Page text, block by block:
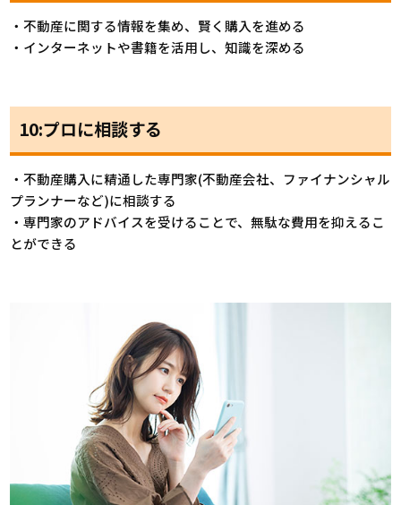
・不動産に関する情報を集め、賢く購入を進める
・インターネットや書籍を活用し、知識を深める
10:プロに相談する
・不動産購入に精通した専門家(不動産会社、ファイナンシャル
プランナーなど)に相談する
・専門家のアドバイスを受けることで、無駄な費用を抑えるこ
とができる